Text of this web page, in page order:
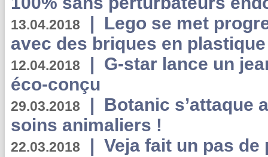
13.04.2018 | Lego se met
avec des briques en
12.04.2018 | G-star lance un
éco-conçu
29.03.2018 | Botanic s’attaque
soins animaliers !
22.03.2018 | Veja fait un pas de